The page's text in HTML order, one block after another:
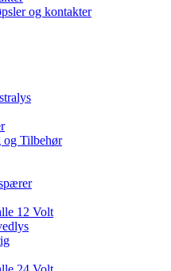
og kontakter
og Tilbehør
12 Volt